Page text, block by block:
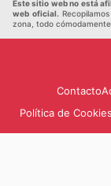
Este sitio web no está
web oficial.
zona, todo
Contacto
Política de Cookies